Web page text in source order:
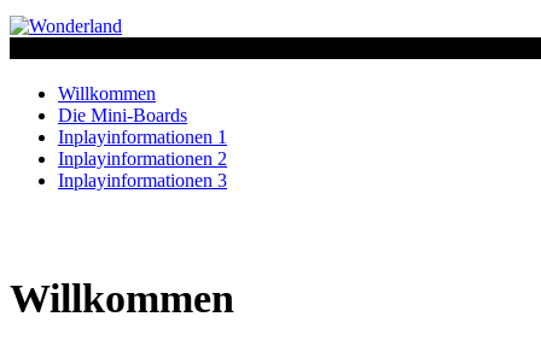
Willkommen
Die Mini-Boards
Inplayinformationen 1
Inplayinformationen 2
Inplayinformationen 3
Willkommen